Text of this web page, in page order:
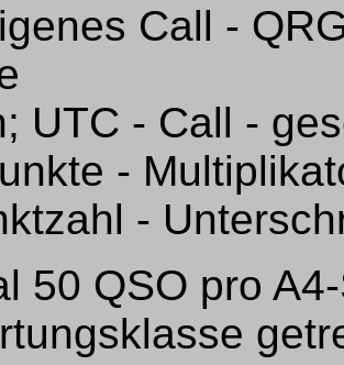
Call -
UTC - Call -
-
-
50 QSO pro